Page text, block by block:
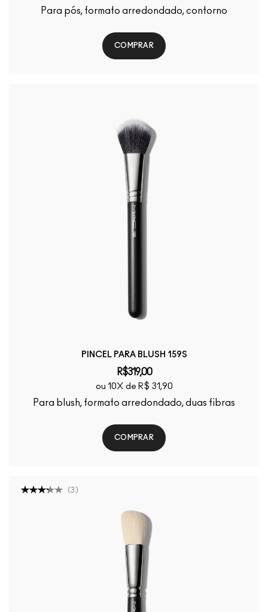
Para pós, formato arredondado, contorno
COMPRAR
PINCEL PARA BLUSH 159S
R$319,00
ou 10X de R$ 31,90
Para blush, formato arredondado, duas fibras
COMPRAR
(3 )